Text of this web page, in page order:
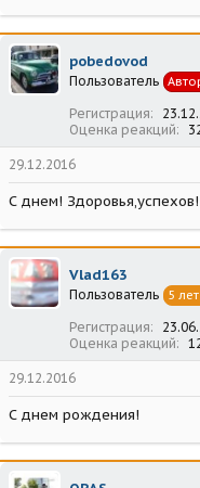
pobedovod
Пользователь
Регистрация
Оценка реакций
29.12.2016
С днем! Здоровья,успехов!
Vlad163
Пользователь 5
Регистрация
Оценка реакций
29.12.2016
С днем рождения!